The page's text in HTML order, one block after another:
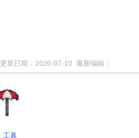
更新日期： 2020-07-10 最新编辑：
工具